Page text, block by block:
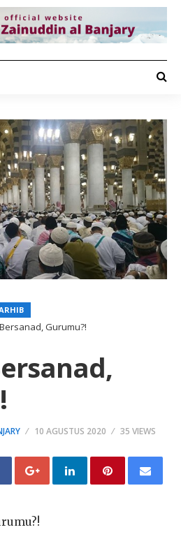
Gurumu?!
10 AGUSTUS 2020 35 VIEWS